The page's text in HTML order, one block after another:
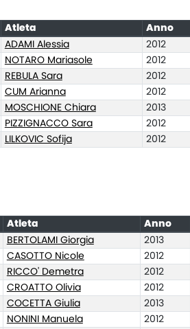
Atleta Anno
ADAMI Alessia 2012
NOTARO Mariasole 2012
REBULA Sara 2012
CUM Arianna 2012
MOSCHIONE Chiara 2013
PIZZIGNACCO Sara 2012
LILKOVIC Sofija 2012
Atleta Anno
BERTOLAMI Giorgia 2013
CASOTTO Nicole 2012
RICCO' Demetra 2012
CROATTO Olivia 2012
COCETTA Giulia 2013
NONINI Manuela 2012